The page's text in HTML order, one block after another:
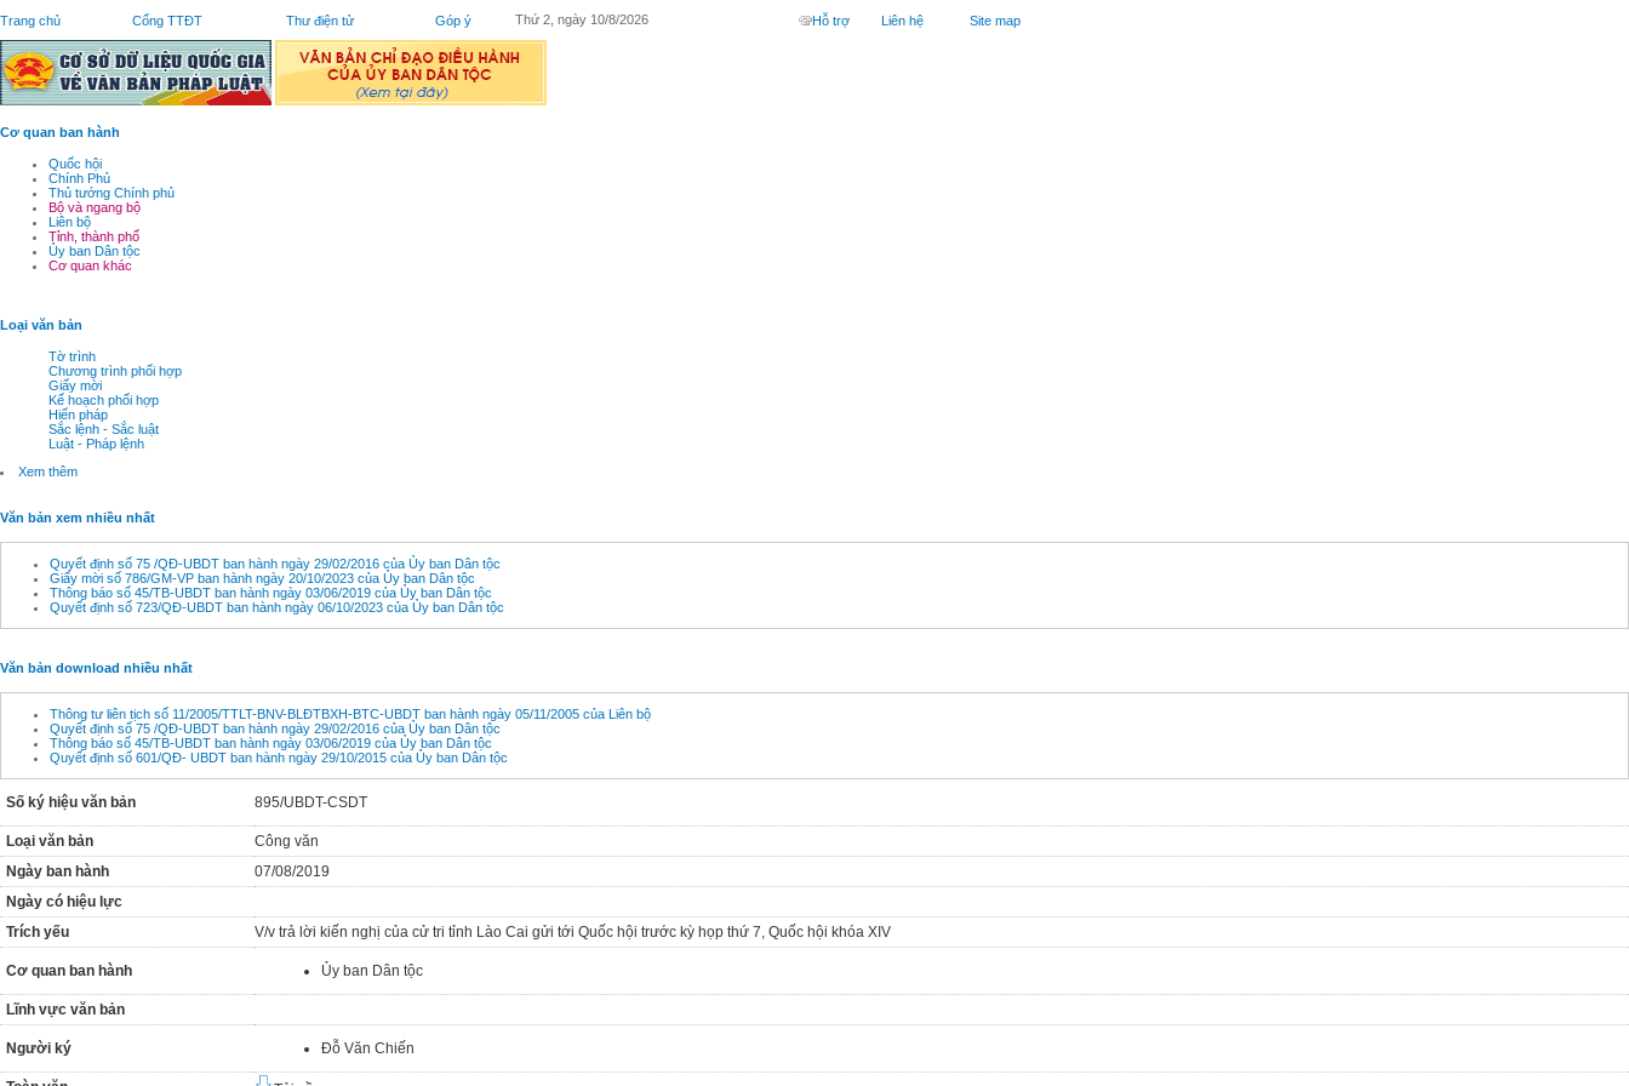
Trang chủ Cổng TTĐT Thư điện tử Góp ý Thứ 2, ngày 10/8/2026 Hỗ trợ Liên hệ Site map
Cơ quan ban hành
Quốc hội
Chính Phủ
Thủ tướng Chính phủ
Bộ và ngang bộ
Liên bộ
Tỉnh, thành phố
Ủy ban Dân tộc
Cơ quan khác
Loại văn bản
Tờ trình
Chương trình phối hợp
Giấy mời
Kế hoạch phối hợp
Hiến pháp
Sắc lệnh - Sắc luật
Luật - Pháp lệnh
Xem thêm
Văn bản xem nhiều nhất
Quyết định số 75 /QĐ-UBDT ban hành ngày 29/02/2016 của Ủy ban Dân tộc
Giấy mời số 786/GM-VP ban hành ngày 20/10/2023 của Ủy ban Dân tộc
Thông báo số 45/TB-UBDT ban hành ngày 03/06/2019 của Ủy ban Dân tộc
Quyết định số 723/QĐ-UBDT ban hành ngày 06/10/2023 của Ủy ban Dân tộc
Văn bản download nhiều nhất
Thông tư liên tịch số 11/2005/TTLT-BNV-BLĐTBXH-BTC-UBDT ban hành ngày 05/11/2005 của Liên bộ
Quyết định số 75 /QĐ-UBDT ban hành ngày 29/02/2016 của Ủy ban Dân tộc
Thông báo số 45/TB-UBDT ban hành ngày 03/06/2019 của Ủy ban Dân tộc
Quyết định số 601/QĐ- UBDT ban hành ngày 29/10/2015 của Ủy ban Dân tộc
Số ký hiệu văn bản 895/UBDT-CSDT
Loại văn bản
Công văn
Ngày ban hành
07/08/2019
Ngày có hiệu lực
Trích yếu
V/v trả lời kiến nghị của cử tri tỉnh Lào Cai gửi tới Quốc hội trước kỳ họp thứ 7, Quốc hội khóa XIV
Cơ quan ban hành Ủy ban Dân tộc
Lĩnh vực văn bản
Người ký Đỗ Văn Chiến